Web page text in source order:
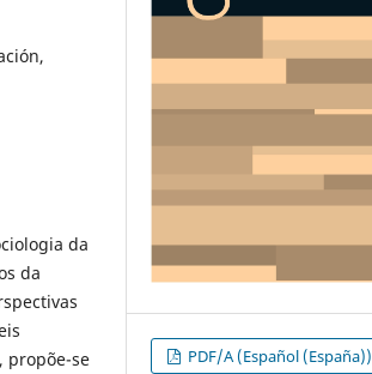
da
da
propõe-se
PDF/A (Español (España))